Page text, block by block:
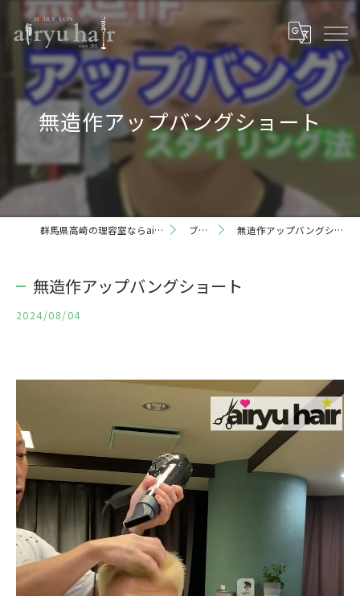
無造作アップバングショート
群馬県高崎の理容室ならairyu hair ブログ 無造作アップバングショート
無造作アップバングショート
2024/08/04